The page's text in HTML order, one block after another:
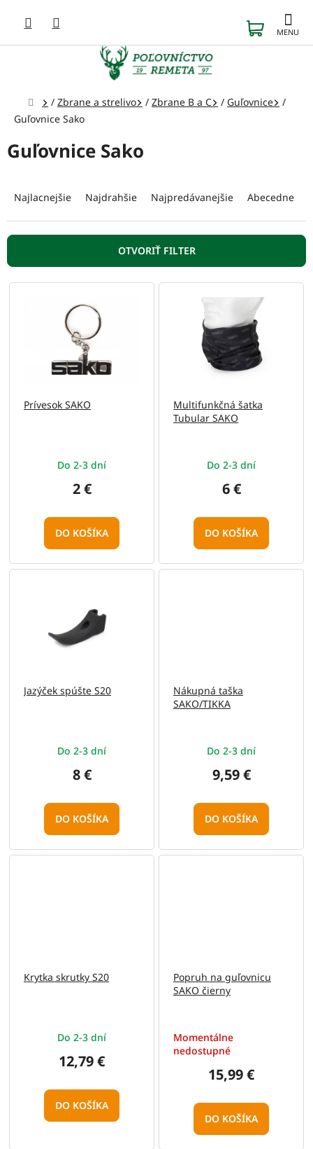
obsah
KOŠÍK
Domov
/ Zbrane a strelivo / Zbrane B a C / Guľovnice
/
Guľovnice Sako
Guľovnice Sako
e
n
e
p
Najlacnejšie Najdrahšie Najpredávanejšie Abecedne
OTVORIŤ FILTER
V
Prívesok SAKO
Do 2-3 dní
2 €
DO KOŠÍKA
Multifunkčná šatka
Tubular SAKO
Do 2-3 dní
6 €
DO KOŠÍKA
Jazýček spúšte S20
Do 2-3 dní
8 €
DO KOŠÍKA
Nákupná taška
SAKO/TIKKA
Do 2-3 dní
9,59 €
DO KOŠÍKA
Krytka skrutky S20
Do 2-3 dní
12,79 €
DO KOŠÍKA
Popruh na guľovnicu
SAKO čierny
Momentálne
nedostupné
15,99 €
DO KOŠÍKA